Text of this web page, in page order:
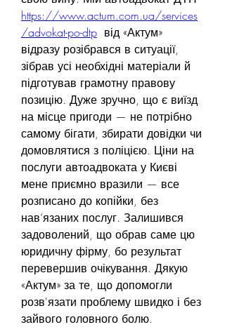
https://www.actum.com.ua/services
/advokat-po-dtp
  від «Актум»
відразу розібрався в ситуації,
зібрав усі необхідні матеріали й
підготував грамотну правову
позицію. Дуже зручно, що є виїзд
на місце пригоди — не потрібно
самому бігати, збирати довідки чи
домовлятися з поліцією. Ціни на
послуги автоадвоката у Києві
мене приємно вразили — все
розписано до копійки, без
нав’язаних послуг. Залишився
задоволений, що обрав саме цю
юридичну фірму, бо результат
перевершив очікування. Дякую
«Актум» за те, що допомогли
розв'язати проблему швидко і без
зайвого головного болю.